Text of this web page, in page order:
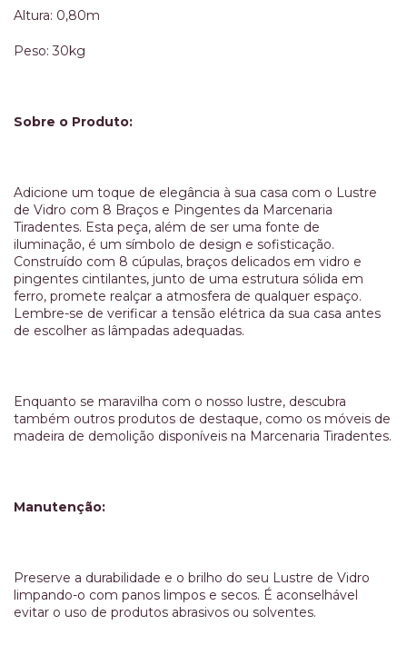
Altura: 0,80m
Peso: 30kg
Sobre o Produto:
Adicione um toque de elegância à sua casa com o Lustre
de Vidro com 8 Braços e Pingentes da Marcenaria
Tiradentes. Esta peça, além de ser uma fonte de
iluminação, é um símbolo de design e sofisticação.
Construído com 8 cúpulas, braços delicados em vidro e
pingentes cintilantes, junto de uma estrutura sólida em
ferro, promete realçar a atmosfera de qualquer espaço.
Lembre-se de verificar a tensão elétrica da sua casa antes
de escolher as lâmpadas adequadas.
Enquanto se maravilha com o nosso lustre, descubra
também outros produtos de destaque, como os móveis de
madeira de demolição disponíveis na Marcenaria Tiradentes.
Manutenção:
Preserve a durabilidade e o brilho do seu Lustre de Vidro
limpando-o com panos limpos e secos. É aconselhável
evitar o uso de produtos abrasivos ou solventes.